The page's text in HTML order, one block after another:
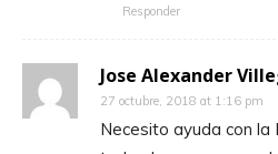
Responder
Jose Alexander
27 octubre, 2018 at 1:16 pm
Necesito ayuda con la